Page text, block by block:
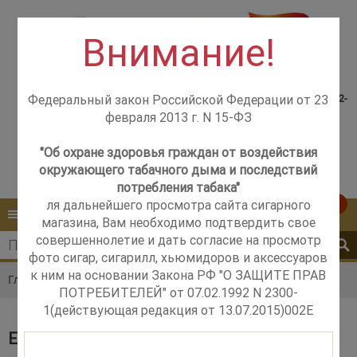
Контакты Обратный звонок
Розничный магазин
м. Добрынинская,
+7 (499) 237-12-56
самовывоз со склада +7(925)502-
КАТАЛОГ МЕНЮ
Главная Каталог Сигары El Baton
EL BATON
Внимание!
Федеральный закон Российской Федерации от 23
февраля 2013 г. N 15-ФЗ
"Об охране здоровья граждан от воздействия
окружающего табачного дыма и последствий
потребления табака"
ля дальнейшего просмотра сайта сигарного
магазина, Вам необходимо подтвердить свое
совершеннолетие и дать согласие на просмотр
фото сигар, сигарилл, хьюмидоров и аксессуаров
к ним на основании Закона РФ "О ЗАЩИТЕ ПРАВ
ПОТРЕБИТЕЛЕЙ" от 07.02.1992 N 2300-
1(действующая редакция от 13.07.2015)002E